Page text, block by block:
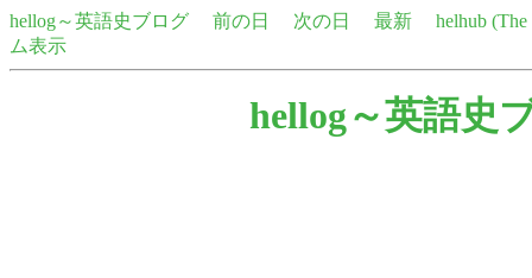
hellog～英語史ブログ 前の日 次の日 最新
helhub
ム表示
hellog～英語史